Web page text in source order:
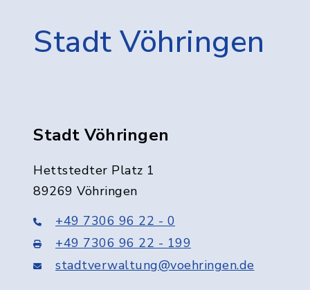
Stadt Vöhringen
Stadt Vöhringen
Hettstedter Platz 1
89269 Vöhringen
+49 7306 96 22 - 0
+49 7306 96 22 - 199
stadtverwaltung@voehringen.de